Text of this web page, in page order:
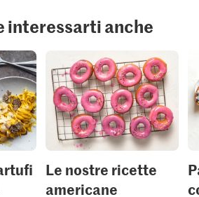
interessarti anche
Le nostre ricette
americane